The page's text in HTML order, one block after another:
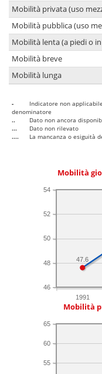
Mobilità privata (uso
Mobilità pubblica (uso
Mobilità lenta (a piedi o
Mobilità breve
Mobilità lunga
-
Indicatore non
denominatore
..
Dato non ancora
...
Dato non rilevato
....
La mancanza o esiguità
Mobilità
1991
46
48
50
52
54
47.6
Mobilità
55
60
65